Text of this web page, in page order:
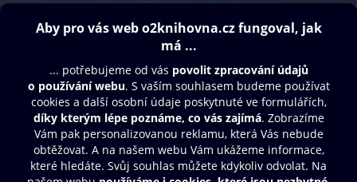
Obsah ke stažení
Moje O2 Knihovna
Další zábava